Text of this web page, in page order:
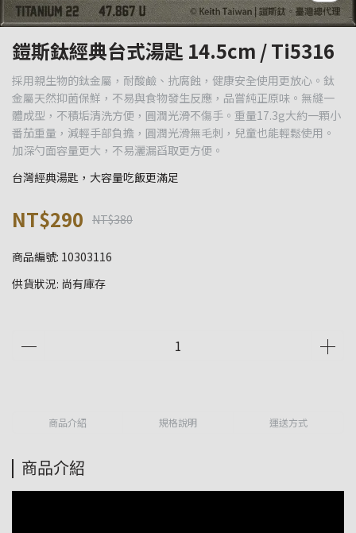
鎧斯鈦經典台式湯匙 14.5cm / Ti5316
採用親生物的鈦金屬，耐酸鹼、抗腐蝕，健康安全使用更放心。鈦
金屬天然抑菌保鮮，不易與食物發生反應，品嘗純正原味。無縫一
體成型，不積垢清洗方便，圓潤光滑不傷手。重量17.3g大約一顆小
番茄重量，減輕手部負擔，圓潤光滑無毛刺，兒童也能輕鬆使用。
加深勺面容量更大，不易灑漏舀取更方便。
台灣經典湯匙，大容量吃飯更滿足
NT$290 NT$380
商品編號: 10303116
供貨狀況: 尚有庫存
商品介紹 規格說明 運送方式
商品介紹